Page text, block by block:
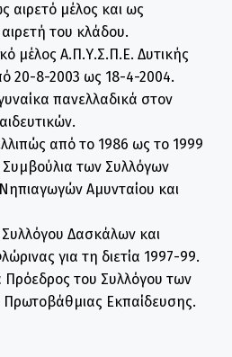
αιρετό μέλος και ως
του κλάδου.
μέλος Α.Π.Υ.Σ.Π.Ε. Δυτικής
20-8-2003 ως 18-4-2004.
πανελλαδικά στον
από το 1986 ως το 1999
Συμβούλια των Συλλόγων
Αμυνταίου και
Δασκάλων και
για τη διετία 1997-99.
Πρόεδρος του Συλλόγου των
Πρωτοβάθμιας Εκπαίδευσης.